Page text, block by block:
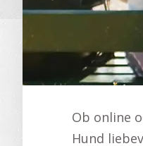
Ob online
Hund